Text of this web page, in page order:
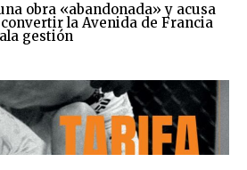
obra «abandonada» y acusa
la Avenida de Francia
gestión